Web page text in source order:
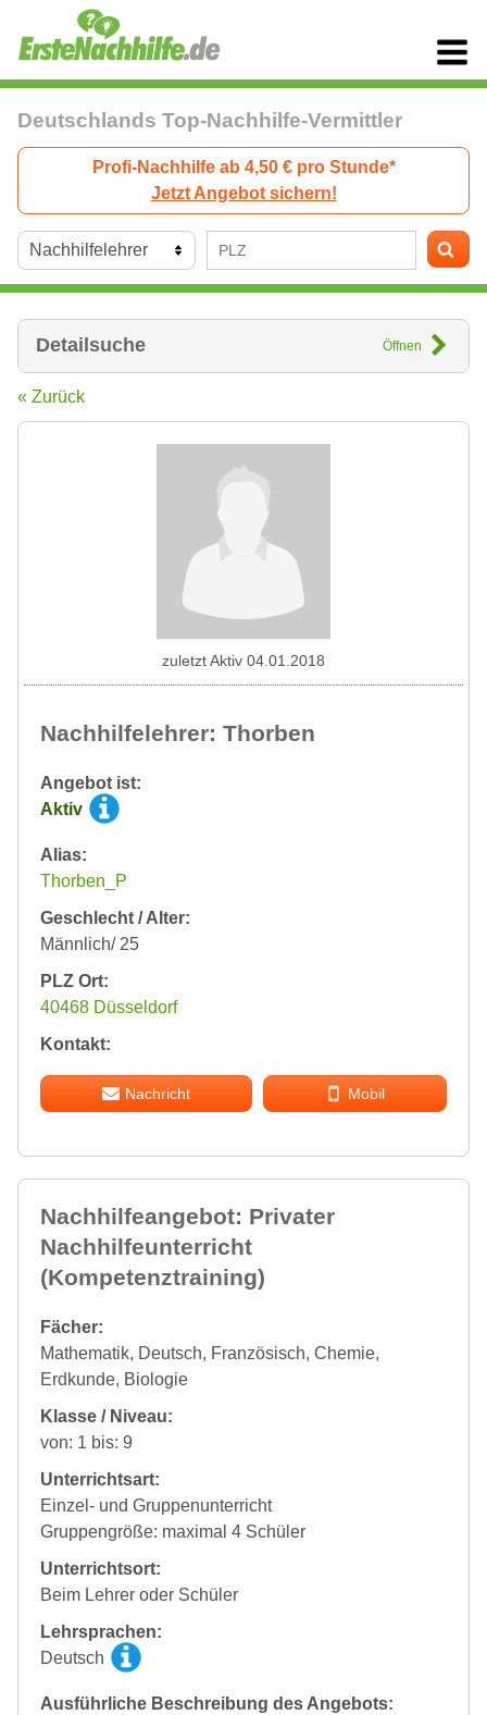
Deutschlands Top-Nachhilfe-Vermittler
Profi-Nachhilfe ab 4,50 € pro Stunde*
Jetzt Angebot sichern!
Detailsuche Öffnen
« Zurück
Nachhilfelehrer: Thorben
Angebot ist:
Aktiv
Alias:
Thorben_P
Geschlecht / Alter:
Männlich/ 25
PLZ Ort:
40468 Düsseldorf
Kontakt:
Nachricht Mobil
zuletzt Aktiv 04.01.2018
Nachhilfeangebot: Privater
Nachhilfeunterricht
(Kompetenztraining)
Fächer:
Mathematik, Deutsch, Französisch, Chemie,
Erdkunde, Biologie
Klasse / Niveau:
von: 1 bis: 9
Unterrichtsart:
Einzel- und Gruppenunterricht
Gruppengröße: maximal 4 Schüler
Unterrichtsort:
Beim Lehrer oder Schüler
Lehrsprachen:
Deutsch
Ausführliche Beschreibung des Angebots: